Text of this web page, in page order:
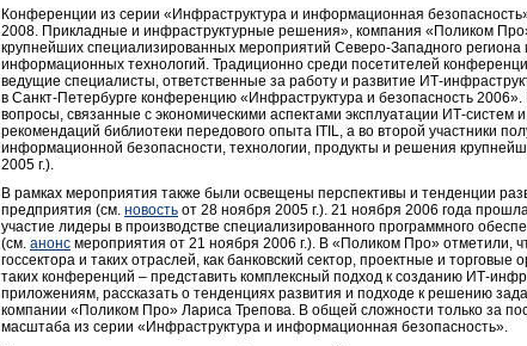
Конференции из серии «Инфраструктура и информационная
2008. Прикладные и инфраструктурные решения», компания «Поликом
крупнейших специализированных мероприятий Северо-Западного
информационных технологий. Традиционно среди посетителей
ведущие специалисты, ответственные за работу и развитие ИТ-
в Санкт-Петербурге конференцию «Инфраструктура и безопасность
вопросы, связанные с экономическими аспектами эксплуатации ИТ-
рекомендаций библиотеки передового опыта ITIL, а во второй участники
информационной безопасности, технологии, продукты и решения
2005 г.).
В рамках мероприятия также были освещены перспективы и тенденции
предприятия (см. новость от 28 ноября 2005 г.). 21 ноября 2006 года
участие лидеры в производстве специализированного программного
(см. анонс мероприятия от 21 ноября 2006 г.). В «Поликом Про» отметили,
госсектора и таких отраслей, как банковский сектор, проектные и
таких конференций – представить комплексный подход к созданию ИТ-
приложениям, рассказать о тенденциях развития и подходе к решению
компании «Поликом Про» Лариса Трепова. В общей сложности только за
масштаба из серии «Инфраструктура и информационная безопасность».